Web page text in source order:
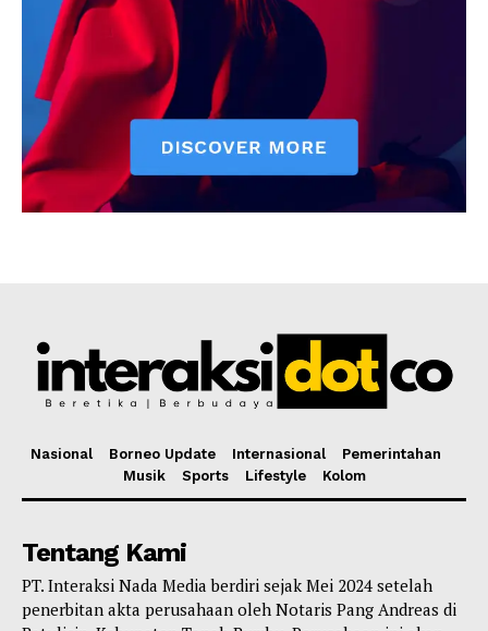
Nasional Borneo Update Internasional
Pemerintahan
Musik
Sports Lifestyle Kolom
Tentang Kami
PT. Interaksi Nada Media berdiri sejak Mei 2024 setelah
penerbitan akta perusahaan oleh Notaris Pang Andreas di